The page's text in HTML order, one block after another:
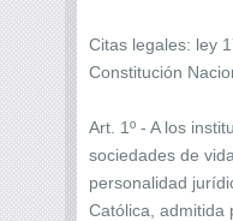
Citas legales: ley
Constitución
Art. 1º - A los
sociedades de
personalidad
Católica, admitida